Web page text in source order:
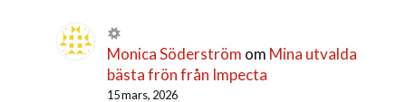
Monica Söderström om Mina utvalda
bästa frön från Impecta
15 mars, 2026